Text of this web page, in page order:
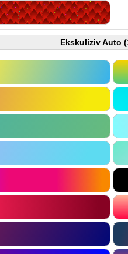
Ekskuliziv Auto